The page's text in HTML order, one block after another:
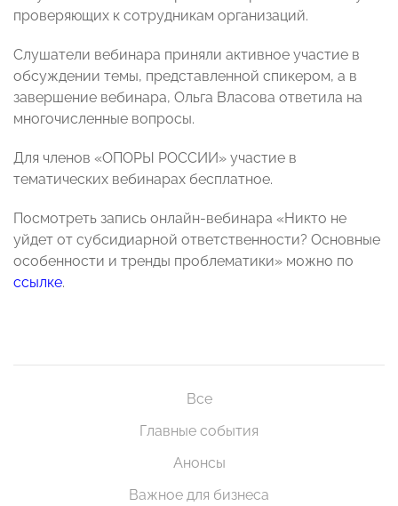
проверяющих к сотрудникам организаций.
Слушатели вебинара приняли активное участие в
обсуждении темы, представленной спикером, а в
завершение вебинара, Ольга Власова ответила на
многочисленные вопросы.
Для членов «ОПОРЫ РОССИИ» участие в
тематических вебинарах бесплатное.
Посмотреть запись онлайн-вебинара «Никто не
уйдет от субсидиарной ответственности? Основные
особенности и тренды проблематики» можно по
ссылке.
Все
Главные события
Анонсы
Важное для бизнеса